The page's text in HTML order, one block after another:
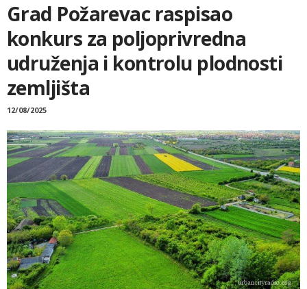
Grad Požarevac raspisao
konkurs za poljoprivredna
udruženja i kontrolu plodnosti
zemljišta
12/08/2025